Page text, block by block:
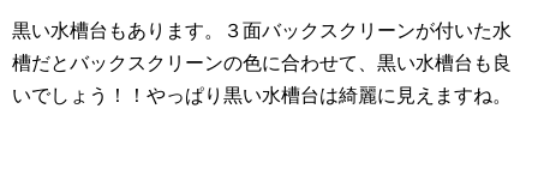
黒い水槽台もあります。３面バックスクリーンが付いた水
槽だとバックスクリーンの色に合わせて、黒い水槽台も良
いでしょう！！やっぱり黒い水槽台は綺麗に見えますね。